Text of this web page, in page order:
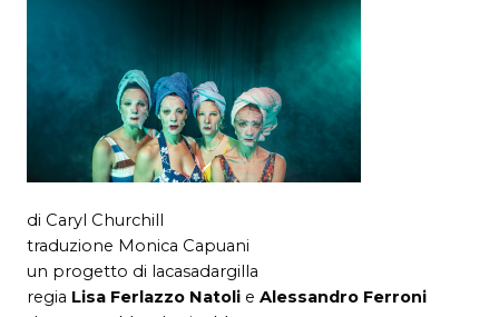
di Caryl Churchill
traduzione Monica Capuani
un progetto di lacasadargilla
regia Lisa Ferlazzo Natoli e Alessandro Ferroni